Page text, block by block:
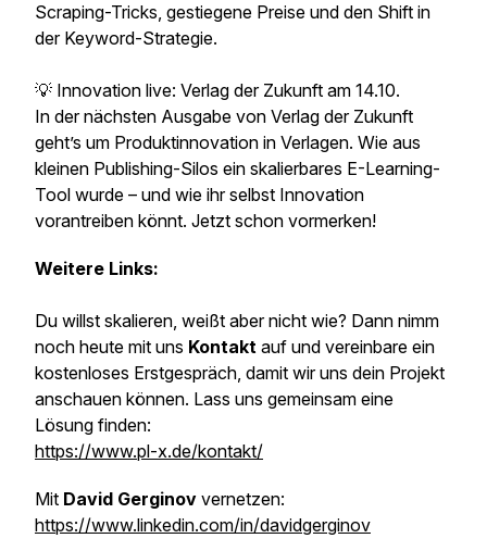
Scraping-Tricks, gestiegene Preise und den Shift in
der Keyword-Strategie.
💡 Innovation live: Verlag der Zukunft am 14.10.
In der nächsten Ausgabe von Verlag der Zukunft
geht’s um Produktinnovation in Verlagen. Wie aus
kleinen Publishing-Silos ein skalierbares E-Learning-
Tool wurde – und wie ihr selbst Innovation
vorantreiben könnt. Jetzt schon vormerken!
Weitere Links:
Du willst skalieren, weißt aber nicht wie? Dann nimm
noch heute mit uns Kontakt auf und vereinbare ein
kostenloses Erstgespräch, damit wir uns dein Projekt
anschauen können. Lass uns gemeinsam eine
Lösung finden:
https://www.pl-x.de/kontakt/
Mit David Gerginov vernetzen:
https://www.linkedin.com/in/davidgerginov